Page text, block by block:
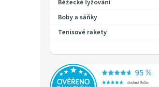
Běžecké lyžování
Boby a sáňky
Tenisové rakety